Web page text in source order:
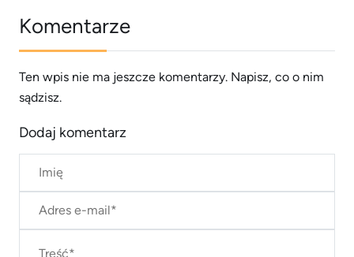
Komentarze
Ten wpis nie ma jeszcze komentarzy. Napisz, co o nim
sądzisz.
Dodaj komentarz